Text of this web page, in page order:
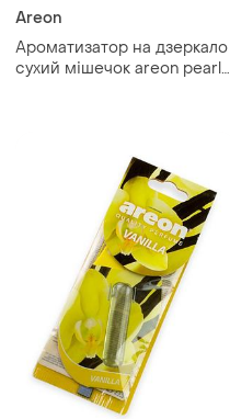
Areon
Ароматизатор на дзеркало
сухий мішечок areon pearls